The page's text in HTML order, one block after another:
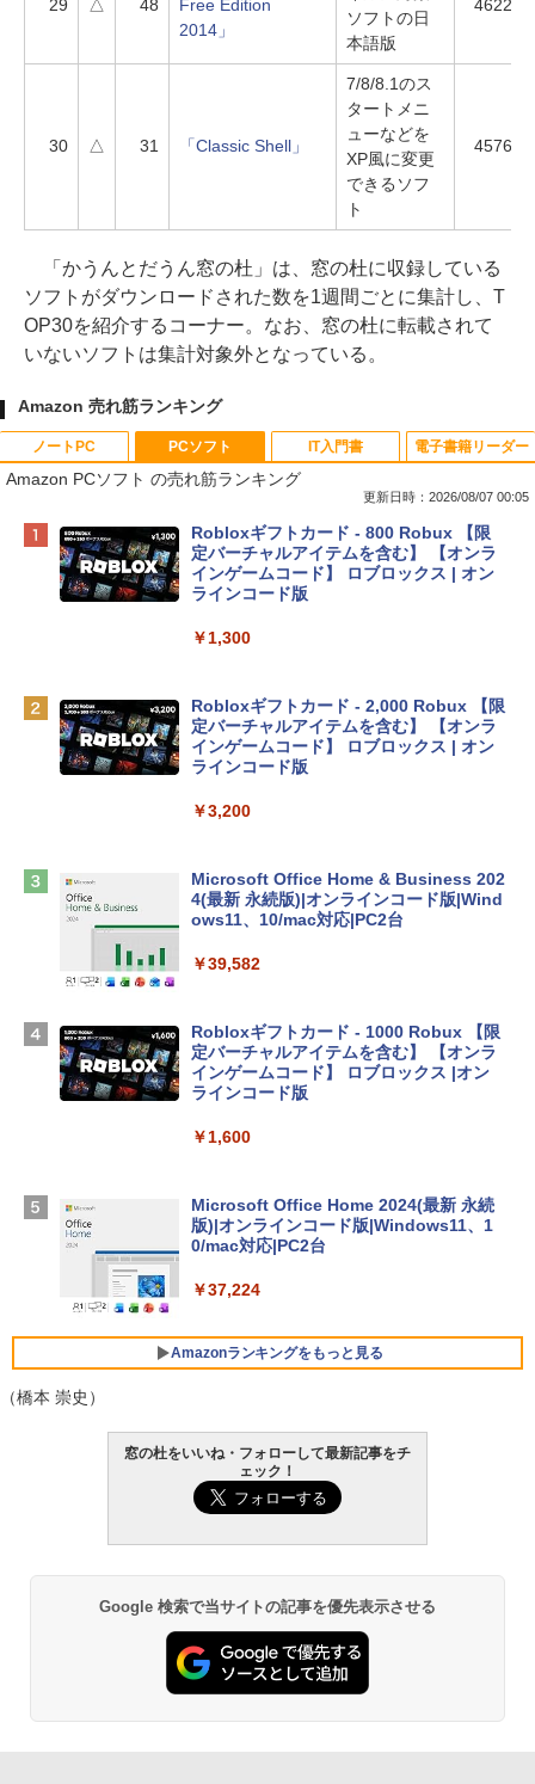
29 △ 48
Free Edition
2014」
ソフトの日
本語版
4622
30 △ 31 「Classic Shell」
7/8/8.1のス
タートメニ
ューなどを
XP風に変更
できるソフ
ト
4576
「かうんとだうん窓の杜」は、窓の杜に収録している
ソフトがダウンロードされた数を1週間ごとに集計し、T
OP30を紹介するコーナー。なお、窓の杜に転載されて
いないソフトは集計対象外となっている。
Amazon 売れ筋ランキング
ノートPC
Apple 2026 MacBook Neo A18 Proチッ
プ搭載13インチノートブック：AIとAppl
e Intelligence、Liquid Retinaディスプ
レイ、8GBメモリ、512GB SSD、1080p
ィゴ + 3年延長 AppleCare+ for 13インチ
￥162,598
tomtoc 360°保護 15.6 16インチ パソコ
book Lenovo対応
Apple 2026 MacBook Air M5チップ搭載
igence、13.6インチLiquid Retinaディ
ラ、Touch ID - ミッドナイト + 3年延長
AppleCare+ for 13インチMacBook Air
(M5)|ダウンロード版
￥347,600
ン 15-fd 15.6インチ 16GBメモリ 512GB
SSD インテル Core 5
￥129,800
ersonal/Copilotキー搭載/Win 11/15.6型/
Core i5/16GB/SSD 512GB/ホワイト) FM
￥120,000
PCソフト
Amazon PCソフト の売れ筋ランキング
更新日時：2026/08/07 00:05
Robloxギフトカード - 800 Robux 【限
定バーチャルアイテムを含む】 【オンラ
インゲームコード】 ロブロックス | オン
ラインコード版
￥1,300
Robloxギフトカード - 2,000 Robux 【限
定バーチャルアイテムを含む】 【オンラ
インゲームコード】 ロブロックス | オン
ラインコード版
￥3,200
Microsoft Office Home & Business 202
4(最新 永続版)|オンラインコード版|Wind
ows11、10/mac対応|PC2台
￥39,582
Robloxギフトカード - 1000 Robux 【限
定バーチャルアイテムを含む】 【オンラ
インゲームコード】 ロブロックス |オン
ラインコード版
￥1,600
Microsoft Office Home 2024(最新 永続
版)|オンラインコード版|Windows11、1
0/mac対応|PC2台
￥37,224
Amazonランキングをもっと見る
IT入門書
生成AIパスポート公式テキスト 第４版
￥1,766
AIイラスト表現辞典: 思い通りの絵を引き
ズ (はぴーイラストLabo)
￥480
電子書籍リーダー
Amazon Kindle Paperwhite (16GB) 7イ
ンチディスプレイ、色調調節ライト、12
週間持続バッテリー、広告なし、ブラッ
ク
ない、大きな画面で読みやすい、6週間持
続バッテリー、6インチディスプレイ電子
書籍リーダー、ブラック、16GB、広告な
（橋本 崇史）
窓の杜をいいね・フォローして最新記事をチ
ェック！
Google 検索で当サイトの記事を優先表示させる